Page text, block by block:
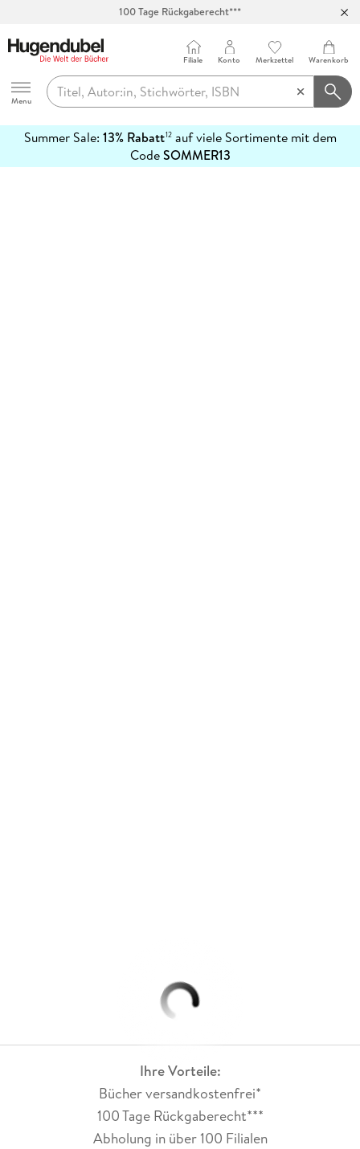
100 Tage Rückgaberecht***
Hugendubel
Menu
Filiale Konto Merkzettel Warenkorb
Summer Sale: 13% Rabatt12auf viele Sortimente mit dem
CodeSOMMER13
erfahren
Ihre Vorteile:
Bücher versandkostenfrei*
100 Tage Rückgaberecht***
Abholung in über 100 Filialen